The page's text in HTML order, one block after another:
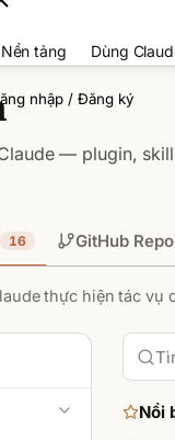
Nền tảng Dùng
nhập / Đăng ký
— plugin,
16 GitHub Repo
thực hiện tác
Nổi